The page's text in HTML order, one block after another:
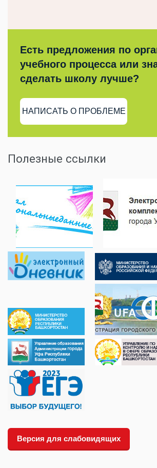
Есть предложения по
учебного процесса или
сделать школу лучше?
НАПИСАТЬ О ПРОБЛЕМЕ
Полезные ссылки
Версия для слабовидящих